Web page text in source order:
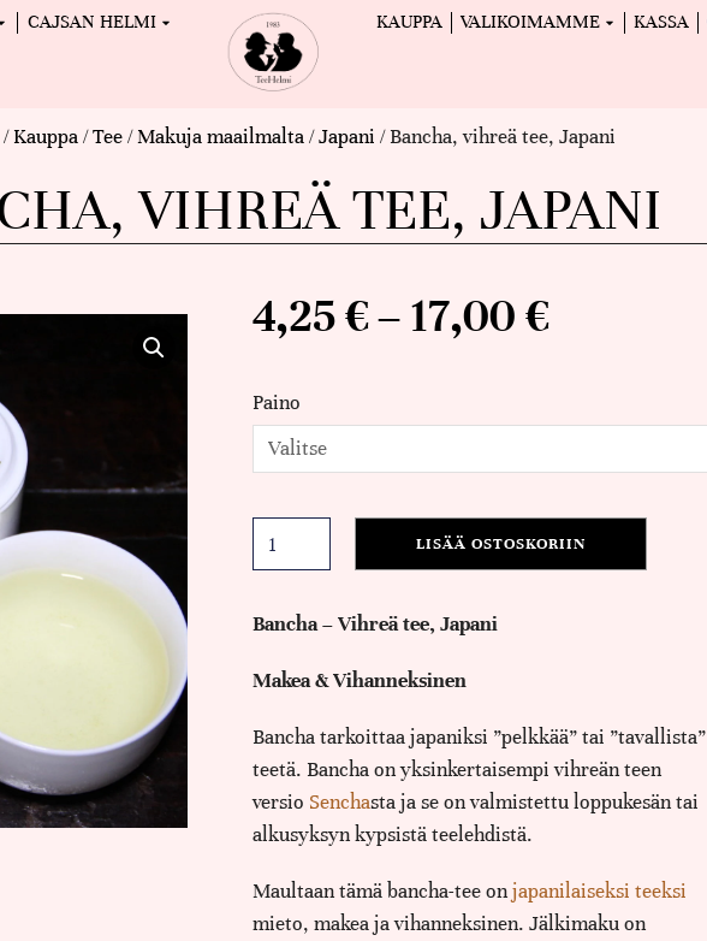
CAJSAN HELMI KAUPPA VALIKOIMAMME KASSA
Kauppa/Tee/Makuja maailmalta/Japani / Bancha, vihreä tee, Japani
VIHREÄ TEE, JAPANI
4,25€– 17,00€
Paino
LISÄÄ OSTOSKORIIN
Bancha – Vihreä tee, Japani
Makea & Vihanneksinen
Bancha tarkoittaa japaniksi ”pelkkää” tai ”tavallista”
teetä. Bancha on yksinkertaisempi vihreän teen
versio Senchasta ja se on valmistettu loppukesän tai
alkusyksyn kypsistä teelehdistä.
Maultaan tämä bancha-tee onjapanilaiseksi teeksi
mieto, makea ja vihanneksinen. Jälkimaku on